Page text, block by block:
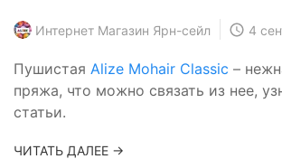
Интернет Магазин Ярн-сейл 4
Пушистая Alize Mohair Classic –
пряжа, что можно связать из нее,
статьи.
ЧИТАТЬ ДАЛЕЕ →